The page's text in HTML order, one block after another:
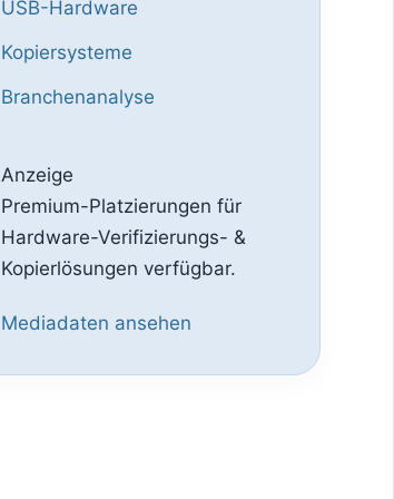
USB-Hardware
Kopiersysteme
Branchenanalyse
Anzeige
Premium-Platzierungen für
Hardware-Verifizierungs- &
Kopierlösungen verfügbar.
Mediadaten ansehen